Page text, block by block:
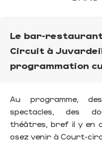
Le bar-
Circuit à
programmation
Au programme,
spectacles, des
théâtres, bref il y en
osez venir à Court-